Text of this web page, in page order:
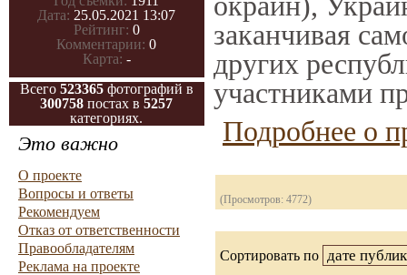
Дата: 25.05.2021 13:07
Рейтинг: 0
Комментарии: 0
Карта: -
Всего 523365 фотографий в
300758 постах в5257
категориях.
Это важно
О проекте
Вопросы и ответы
Рекомендуем
Отказ от ответственности
Правообладателям
Реклама на проекте
заканчивая
других
участниками
Подробнее о
(Просмотров: 4772)
Сортировать по